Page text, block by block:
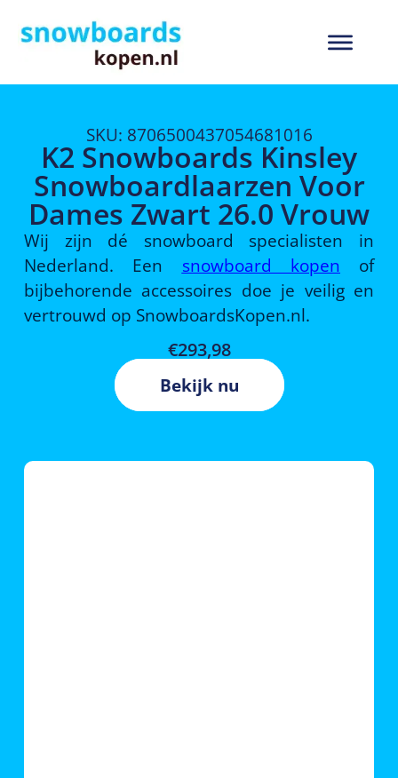
SKU: 8706500437054681016
K2 Snowboards Kinsley
Snowboardlaarzen Voor
Dames Zwart 26.0 Vrouw
Wij zijn dé snowboard specialisten in
Nederland. Een snowboard kopen of
bijbehorende accessoires doe je veilig en
vertrouwd op SnowboardsKopen.nl.
€293,98
Bekijk nu